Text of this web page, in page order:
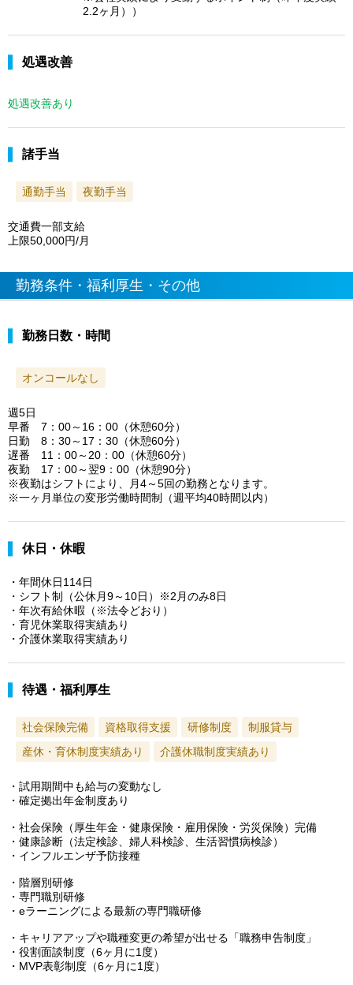
2.2ヶ月））
処遇改善
処遇改善あり
諸手当
通勤手当 夜勤手当
交通費一部支給
上限50,000円/月
勤務条件・福利厚生・その他
勤務日数・時間
オンコールなし
週5日
早番 7：00～16：00（休憩60分）
日勤 8：30～17：30（休憩60分）
遅番 11：00～20：00（休憩60分）
夜勤 17：00～翌9：00（休憩90分）
※夜勤はシフトにより、月4～5回の勤務となります。
※一ヶ月単位の変形労働時間制（週平均40時間以内）
休日・休暇
・年間休日114日
・シフト制（公休月9～10日）※2月のみ8日
・年次有給休暇（※法令どおり）
・育児休業取得実績あり
・介護休業取得実績あり
待遇・福利厚生
社会保険完備 資格取得支援 研修制度
制服貸与
産休・育休制度実績あり
介護休職制度実績あり
・試用期間中も給与の変動なし
・確定拠出年金制度あり
・社会保険（厚生年金・健康保険・雇用保険・労災保険）完備
・健康診断（法定検診、婦人科検診、生活習慣病検診）
・インフルエンザ予防接種
・階層別研修
・専門職別研修
・eラーニングによる最新の専門職研修
・キャリアアップや職種変更の希望が出せる「職務申告制度」
・役割面談制度（6ヶ月に1度）
・MVP表彰制度（6ヶ月に1度）